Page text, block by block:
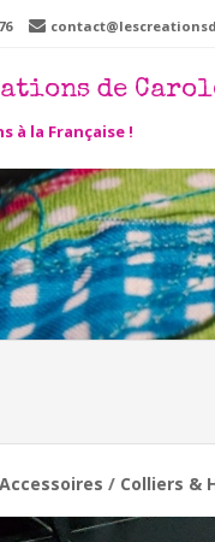
de
à la Française !
Accessoires / Colliers &